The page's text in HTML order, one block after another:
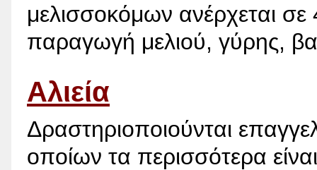
μελισσοκόμων ανέρχεται σε
παραγωγή μελιού, γύρης,
Αλιεία
Δραστηριοποιούνται
οποίων τα περισσότερα